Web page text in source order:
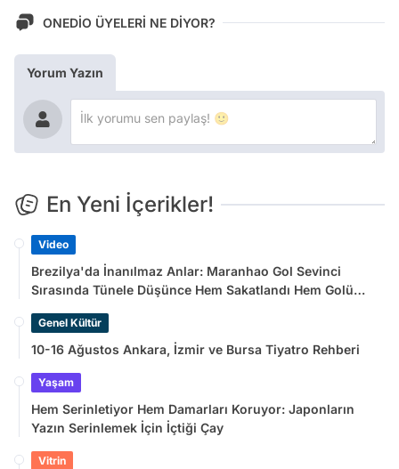
ONEDİO ÜYELERİ NE DİYOR?
Yorum Yazın
En Yeni İçerikler!
Video
Brezilya'da İnanılmaz Anlar: Maranhao Gol Sevinci
Sırasında Tünele Düşünce Hem Sakatlandı Hem Golü
Genel Kültür
10-16 Ağustos Ankara, İzmir ve Bursa Tiyatro Rehberi
Yaşam
Hem Serinletiyor Hem Damarları Koruyor: Japonların
Yazın Serinlemek İçin İçtiği Çay
Vitrin